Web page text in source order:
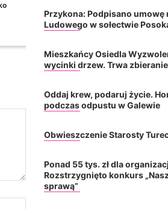
napięcia wzrósł
2026-08-06
Przykona: Podpisano umowę
Ludowego w sołectwie
Mieszkańcy Osiedla
wycinki drzew. Trwa
Oddaj krew, podaruj życie.
podczas odpustu w Galewie
Obwieszczenie Starosty
Ponad 55 tys. zł dla
Rozstrzygnięto konkurs
sprawą”